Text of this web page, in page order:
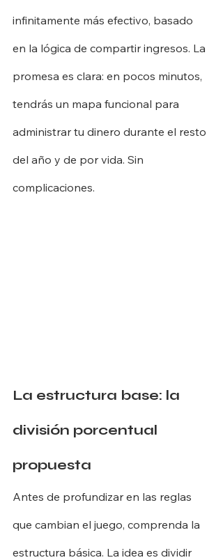
infinitamente más efectivo, basado
en la lógica de compartir ingresos. La
promesa es clara: en pocos minutos,
tendrás un mapa funcional para
administrar tu dinero durante el resto
del año y de por vida. Sin
complicaciones.
La estructura base: la
división porcentual
propuesta
Antes de profundizar en las reglas
que cambian el juego, comprenda la
estructura básica. La idea es dividir